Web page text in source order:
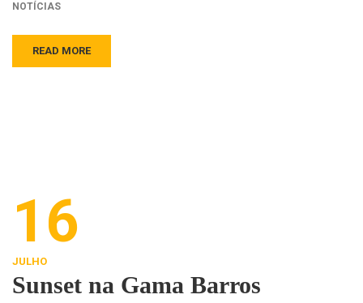
NOTÍCIAS
READ MORE
16
JULHO
Sunset na Gama Barros